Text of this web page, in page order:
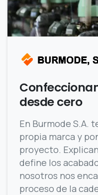
desde cero
En Burmode S.A.
propia marca y
proyecto.
define los
nosotros nos
proceso de la